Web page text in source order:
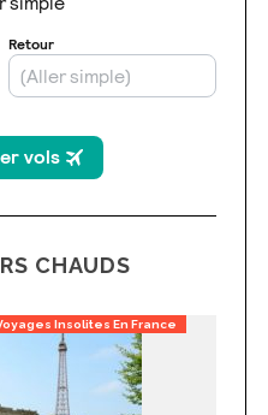
CHAUDS
Insolites En France